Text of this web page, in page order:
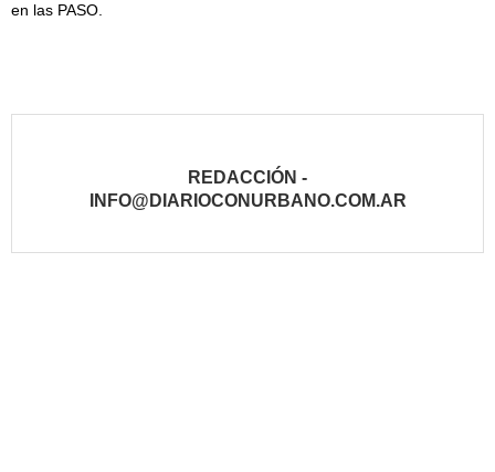
en las PASO.
REDACCIÓN -
INFO@DIARIOCONURBANO.COM.AR